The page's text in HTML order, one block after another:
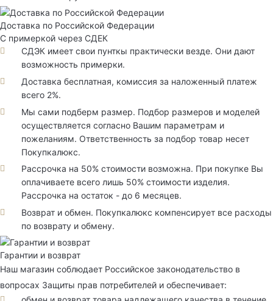
Доставка по Российской Федерации
С примеркой через СДЕК
СДЭК имеет свои пунткы практически везде. Они дают
возможность примерки.
Доставка бесплатная, комиссия за наложенный платеж
всего 2%.
Мы сами подберм размер. Подбор размеров и моделей
осуществляется согласно Вашим параметрам и
пожеланиям. Ответственность за подбор товар несет
Покупкалюкс.
Рассрочка на 50% стоимости возможна. При покупке Вы
оплачиваете всего лишь 50% стоимости изделия.
Рассрочка на остаток - до 6 месяцев.
Возврат и обмен. Покупкалюкс компенсирует все расходы
по возврату и обмену.
Гарантии и возврат
Наш магазин соблюдает Российское законодательство в
вопросах Защиты прав потребителей и обеспечивает: